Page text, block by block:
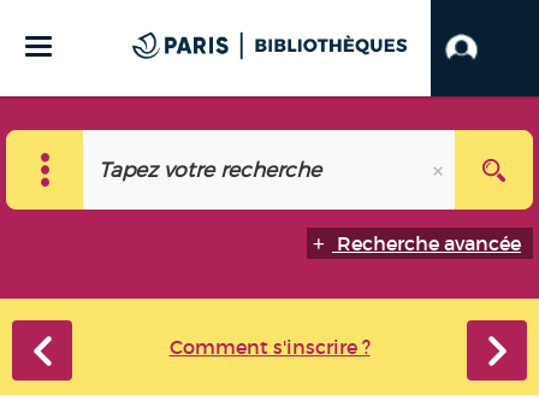
Recherche avancée
Comment s'inscrire ?